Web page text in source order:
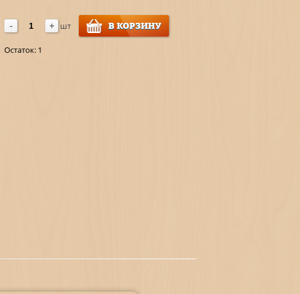
- + шт В КОРЗИНУ
Остаток: 1